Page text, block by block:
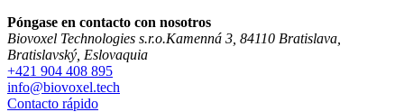
Póngase en contacto con nosotros
Biovoxel Technologies s.r.o.Kamenná 3 84110 Bratislava
Bratislavský Eslovaquia
+421 904 408 895
info@biovoxel.tech
Contacto rápido